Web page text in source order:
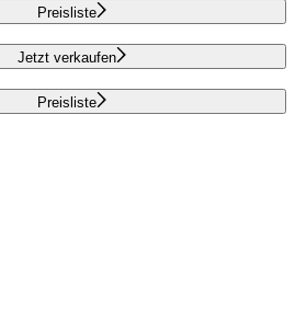
Preisliste
Jetzt verkaufen
Preisliste